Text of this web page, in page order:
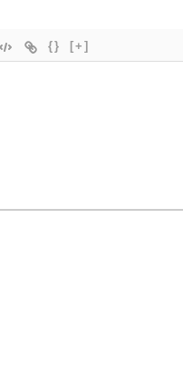
{} [+]